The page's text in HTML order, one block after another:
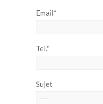
Email*
Tel.*
Sujet